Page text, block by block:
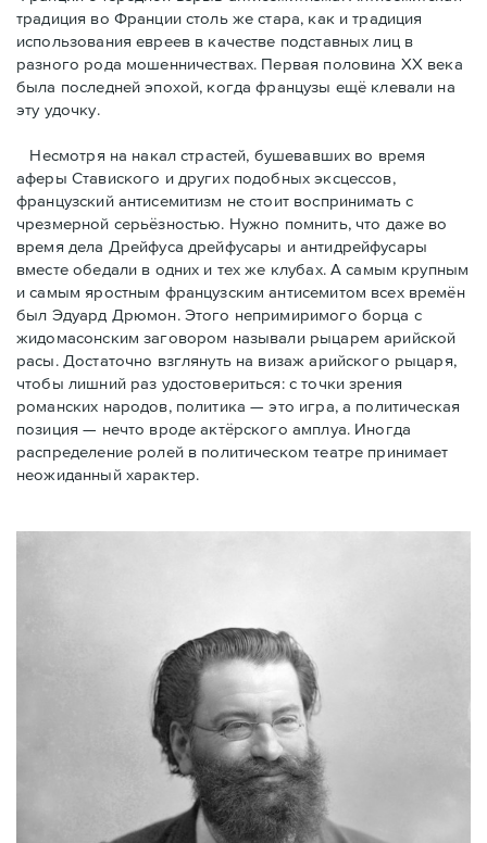
традиция во Франции столь же стара, как и традиция
использования евреев в качестве подставных лиц в
разного рода мошенничествах. Первая половина ХХ века
была последней эпохой, когда французы ещё клевали на
эту удочку.
Несмотря на накал страстей, бушевавших во время
аферы Ставиского и других подобных эксцессов,
французский антисемитизм не стоит воспринимать с
чрезмерной серьёзностью. Нужно помнить, что даже во
время дела Дрейфуса дрейфусары и антидрейфусары
вместе обедали в одних и тех же клубах. А самым крупным
и самым яростным французским антисемитом всех времён
был Эдуард Дрюмон. Этого непримиримого борца с
жидомасонским заговором называли рыцарем арийской
расы. Достаточно взглянуть на визаж арийского рыцаря,
чтобы лишний раз удостовериться: с точки зрения
романских народов, политика — это игра, а политическая
позиция — нечто вроде актёрского амплуа. Иногда
распределение ролей в политическом театре принимает
неожиданный характер.